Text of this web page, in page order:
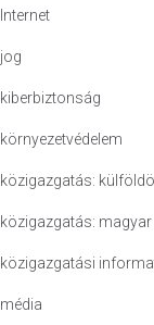
Internet
jog
kiberbiztonság
környezetvédelem
közigazgatás:
közigazgatás: magyar
közigazgatási
média